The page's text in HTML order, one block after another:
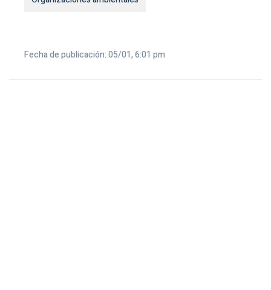
Fecha de publicación: 05/01, 6:01 pm